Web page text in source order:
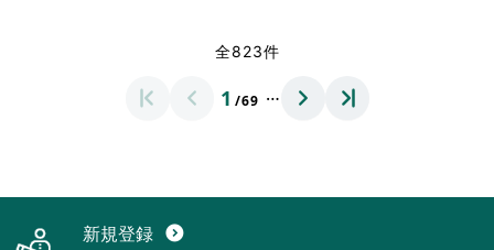
全823件
1 /69 …
新規登録 expand_circle_down